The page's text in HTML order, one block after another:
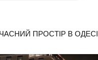
ПРОСТІР В ОДЕСІ